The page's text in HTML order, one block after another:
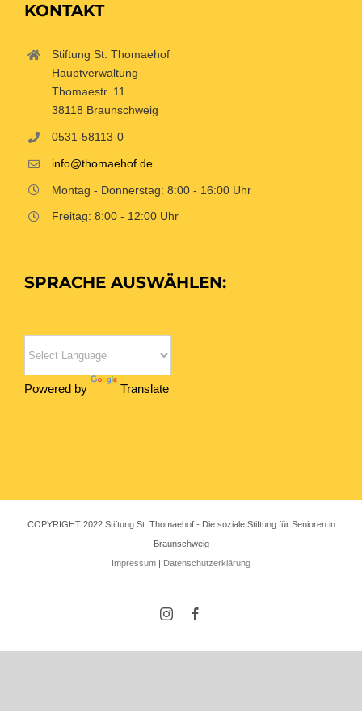
KONTAKT
Stiftung St. Thomaehof
Hauptverwaltung
Thomaestr. 11
38118 Braunschweig
0531-58113-0
info@thomaehof.de
Montag - Donnerstag: 8:00 - 16:00 Uhr
Freitag: 8:00 - 12:00 Uhr
SPRACHE AUSWÄHLEN:
Powered by Translate
COPYRIGHT 2022 Stiftung St. Thomaehof - Die soziale Stiftung für Senioren in
Braunschweig
Impressum
Datenschutzerklärung
Instagram